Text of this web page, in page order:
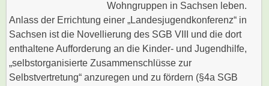
Wohngruppen in Sachsen leben.
Anlass der Errichtung einer „Landesjugendkonferenz“ in
Sachsen ist die Novellierung des SGB VIII und die dort
enthaltene Aufforderung an die Kinder- und Jugendhilfe,
„selbstorganisierte Zusammenschlüsse zur
Selbstvertretung“ anzuregen und zu fördern (§4a SGB